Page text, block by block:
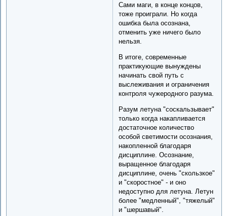
Сами маги, в конце концов,
тоже проиграли. Но когда
ошибка была осознана,
отменить уже ничего было
нельзя.
В итоге, современные
практикующие вынуждены
начинать свой путь с
выслеживания и ограничения
контроля чужеродного разума.
Разум летуна "соскальзывает"
только когда накапливается
достаточное количество
особой светимости осознания,
накопленной благодаря
дисциплине. Осознание,
выращенное благодаря
дисциплине, очень "скользкое"
и "скоростное" - и оно
недоступно для летуна. Летун
более "медленный", "тяжелый"
и "шершавый".